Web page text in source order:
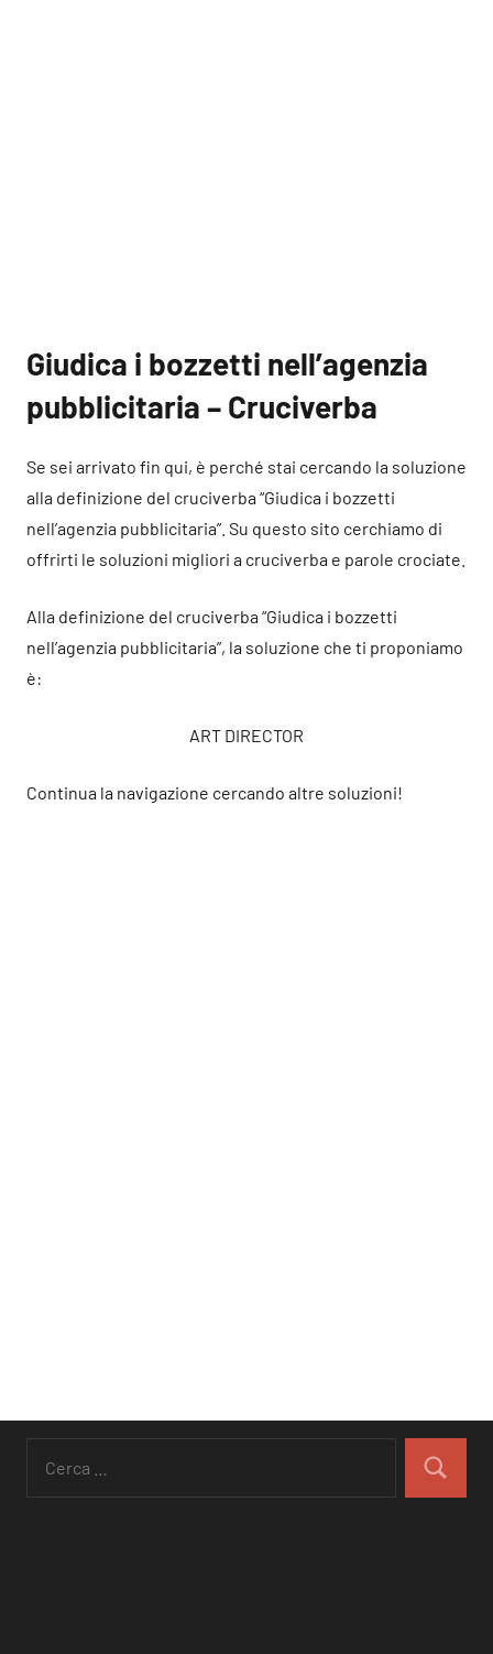
Giudica i bozzetti nell’agenzia
pubblicitaria – Cruciverba
Se sei arrivato fin qui, è perché stai cercando la soluzione
alla definizione del cruciverba “Giudica i bozzetti
nell’agenzia pubblicitaria”. Su questo sito cerchiamo di
offrirti le soluzioni migliori a cruciverba e parole crociate.
Alla definizione del cruciverba “Giudica i bozzetti
nell’agenzia pubblicitaria”, la soluzione che ti proponiamo
è:
ART DIRECTOR
Continua la navigazione cercando altre soluzioni!